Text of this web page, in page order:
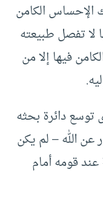
الإحساس الكامن
لا تفصل طبيعته
فيها إلا من
توسع دائرة بحثه
عن الله – لم يكن
قومه أمام